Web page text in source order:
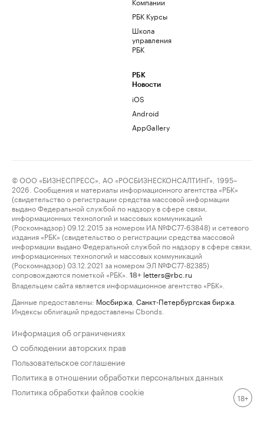
РБК Курсы
Школа
управления
РБК
РБК
Новости
iOS
Android
AppGallery
© ООО «БИЗНЕСПРЕСС», АО «РОСБИЗНЕСКОНСАЛТИНГ», 1995–
2026. Сообщения и материалы информационного агентства «РБК»
(свидетельство о регистрации средства массовой информации
выдано Федеральной службой по надзору в сфере связи,
информационных технологий и массовых коммуникаций
(Роскомнадзор) 09.12.2015 за номером ИА №ФС77-63848) и сетевого
издания «РБК» (свидетельство о регистрации средства массовой
информации выдано Федеральной службой по надзору в сфере связи,
информационных технологий и массовых коммуникаций
(Роскомнадзор) 03.12.2021 за номером ЭЛ №ФС77-82385)
сопровождаются пометкой «РБК».
18+ letters@rbc.ru
Владельцем сайта является информационное агентство «РБК».
Данные предоставлены: Мосбиржа Санкт-Петербургская биржа
Индексы облигаций предоставлены Cbonds.
Информация об ограничениях
О соблюдении авторских прав
Пользовательское соглашение
Политика в отношении обработки персональных данных
Политика обработки файлов cookie
18+